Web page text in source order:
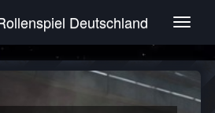
T
g
e
Deutschland